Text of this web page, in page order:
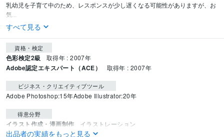
乳幼児を子育て中のため、レスポンスが少し遅くなる可能性がありますが、お
気...
すべて見る
資格・検定
色彩検定2級 取得年 : 2007年
Adobe認定エキスパート（ACE） 取得年 : 2007年
ビジネス・クリエイティブツール
Adobe Photoshop:15年Adobe Illustrator:20年
得意分野
イラスト作成・漫画制作 イラストレーション
イラストレーション 似顔絵 シンプル
出品者の実績をもっと見る